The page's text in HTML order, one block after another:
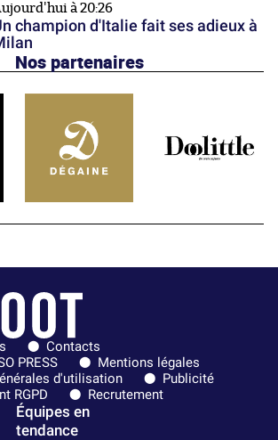
à 20:26
champion d'Italie fait ses adieux à
Nos partenaires
Contacts
PRESS
Mentions légales
d'utilisation
Publicité
RGPD
Recrutement
Équipes en
tendance